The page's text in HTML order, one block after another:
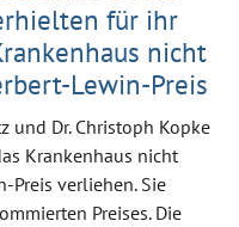
für ihr
nicht
Lewin-Preis
und Dr. Christoph Kopke
Krankenhaus nicht
Preis verliehen. Sie
Preises. Die